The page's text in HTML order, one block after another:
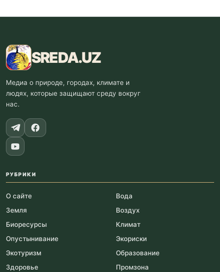
SREDA.UZ
Медиа о природе, городах, климате и
людях, которые защищают среду вокруг
нас.
РУБРИКИ
О сайте
Вода
Земля
Воздух
Биоресурсы
Климат
Опустынивание
Экориски
Экотуризм
Образование
Здоровье
Промзона